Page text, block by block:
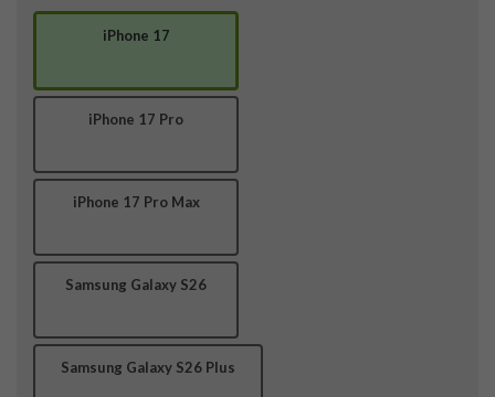
iPhone 17
iPhone 17 Pro
iPhone 17 Pro Max
Samsung Galaxy S26
Samsung Galaxy S26 Plus